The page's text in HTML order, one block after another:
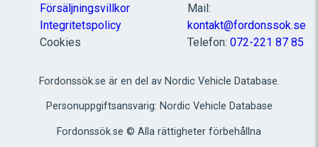
Försäljningsvillkor
Integritetspolicy
Cookies
Mail:
kontakt@fordonssok.se
Telefon: 072-221 87 85
Fordonssök.se är en del av Nordic Vehicle Database.
Personuppgiftsansvarig: Nordic Vehicle Database
Fordonssök.se © Alla rättigheter förbehållna